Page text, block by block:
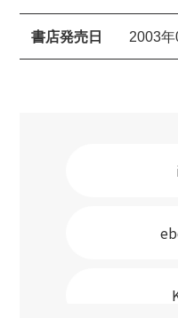
書店発売日 2003年